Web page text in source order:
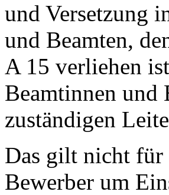
und Versetzung
und Beamten,
A 15 verliehen
Beamtinnen und
zuständigen
Das gilt nicht für
Bewerber um